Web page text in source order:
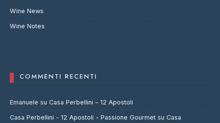
Wine News
Wine Notes
COMMENTI RECENTI
Emanuele su Casa Perbellini – 12 Apostoli
Casa Perbellini - 12 Apostoli - Passione Gourmet su Casa